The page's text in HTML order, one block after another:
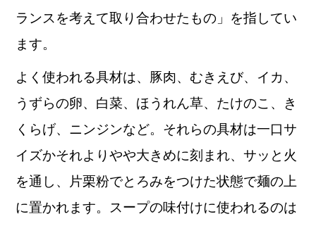
ランスを考えて取り合わせたもの」を指してい
ます。
よく使われる具材は、豚肉、むきえび、イカ、
うずらの卵、白菜、ほうれん草、たけのこ、き
くらげ、ニンジンなど。それらの具材は一口サ
イズかそれよりやや大きめに刻まれ、サッと火
を通し、片栗粉でとろみをつけた状態で麺の上
に置かれます。スープの味付けに使われるのは